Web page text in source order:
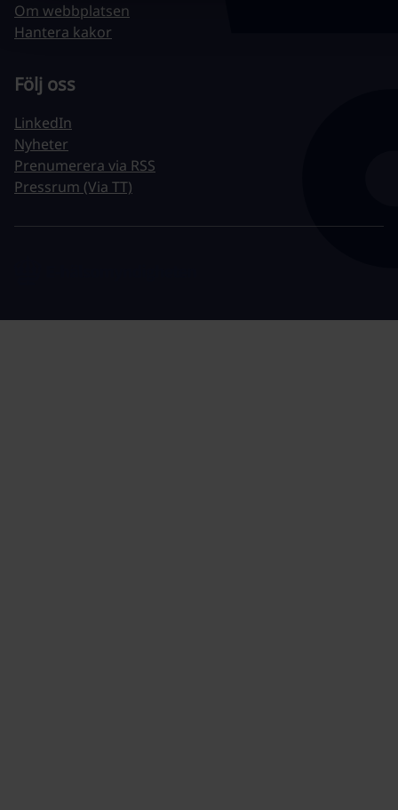
Om webbplatsen
Hantera kakor
Följ oss
LinkedIn
Nyheter
Prenumerera via RSS
Pressrum (Via TT)